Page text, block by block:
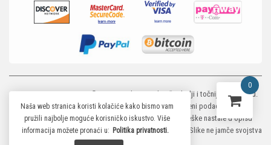
MP-ELEKTRONIKA SHOP© 2026. Trudimo se dati što bolji i točniji opis i sliku.
Unatoč tome, ne možemo garantirati da su svi navedeni podaci i slike u
potpunosti točni. Ne odgovaramo za eventualne pogreške nastale u opisu
proizvoda, greške prilikom štampanja te promjene cijena. Slike ne jamče svojstva
proizvoda.
0
Naša web stranica koristi kolačiće kako bismo vam
pružili najbolje moguće korisničko iskustvo. Više
informacija možete pronaći u: Politika privatnosti.